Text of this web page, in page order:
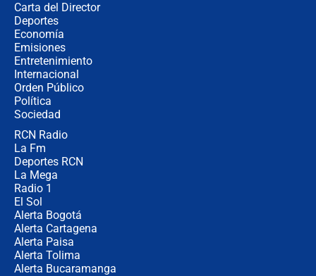
Carta del Director
Deportes
Economía
Emisiones
Entretenimiento
Internacional
Orden Público
Política
Sociedad
RCN Radio
La Fm
Deportes RCN
La Mega
Radio 1
El Sol
Alerta Bogotá
Alerta Cartagena
Alerta Paisa
Alerta Tolima
Alerta Bucaramanga